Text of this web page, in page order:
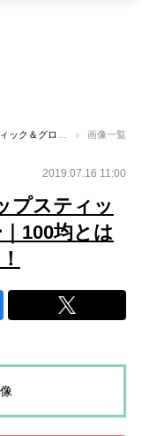
画像一覧
2019.07.16 11:00
プスティッ
100均とは